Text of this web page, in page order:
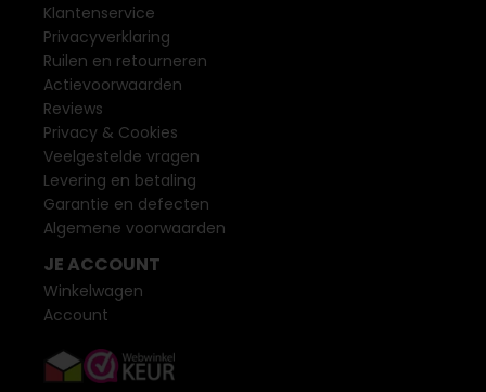
Klantenservice
Privacyverklaring
Ruilen en retourneren
Actievoorwaarden
Reviews
Privacy & Cookies
Veelgestelde vragen
Levering en betaling
Garantie en defecten
Algemene voorwaarden
JE ACCOUNT
Winkelwagen
Account